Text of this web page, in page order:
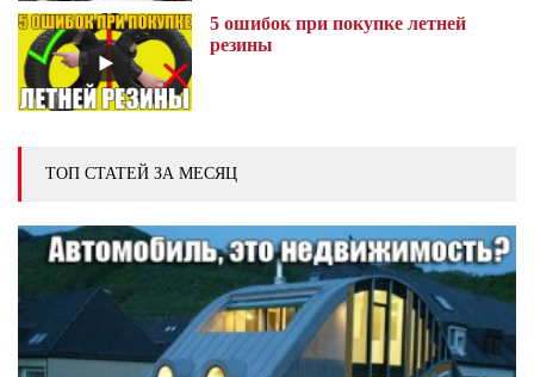
5 ошибок при покупке летней
резины
ТОП СТАТЕЙ ЗА МЕСЯЦ